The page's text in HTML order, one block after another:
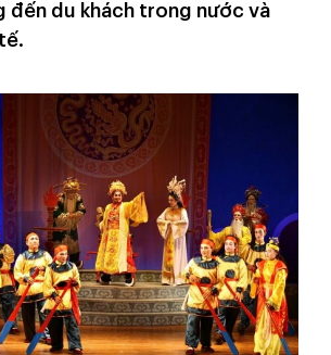
đến du khách trong nước và